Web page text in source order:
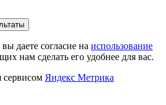
даете согласие на использование
нам сделать его удобнее для вас.
сервисом Яндекс Метрика